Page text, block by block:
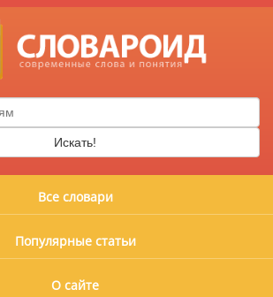
Искать!
Все словари
Популярные статьи
О сайте